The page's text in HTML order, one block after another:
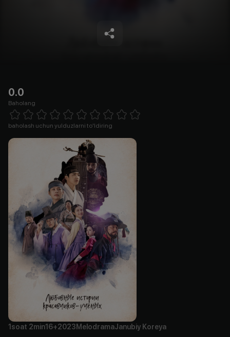
0.0
Baholang
1 Star 2 Stars 3 Stars 4 Stars5 Stars 6 Stars7 Stars8 Stars
baholash uchun yulduzlarni to'ldiring
1soat 2min16+2023 MelodramaJanubiy Koreya